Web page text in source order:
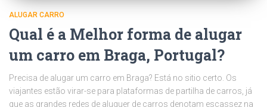
ALUGAR CARRO
Qual é a Melhor forma de alugar
um carro em Braga, Portugal?
Precisa de alugar um carro em Braga? Está no sitio certo. Os
viajantes estão virar-se para plataformas de partilha de carros, já
que as grandes redes de aluguer de carros denotam escassez na